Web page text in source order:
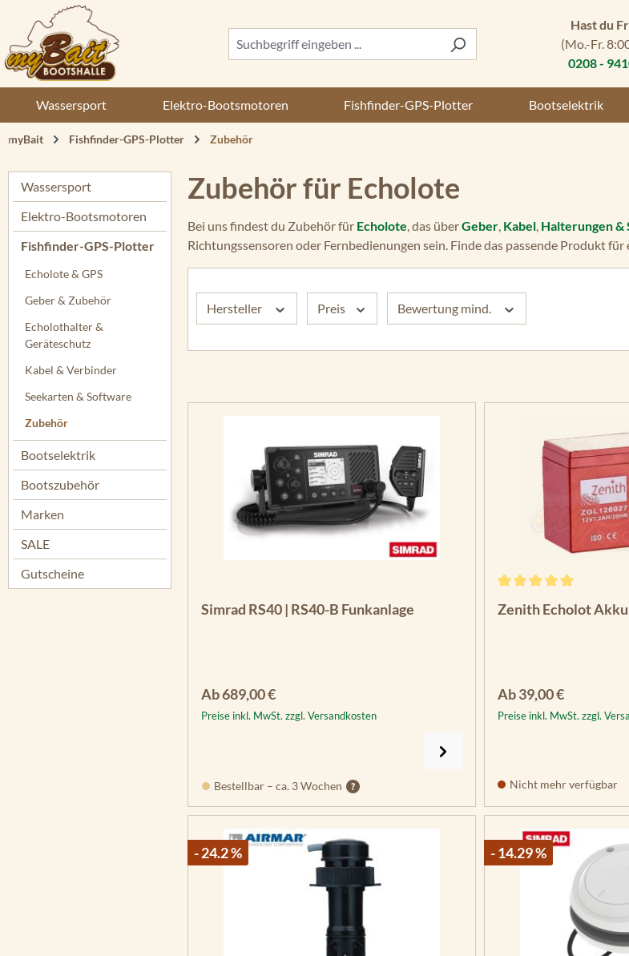
Hauptinhalt springen
Zur Suche springen
Zur Hauptnavigation springen
Hast du
(Mo.-Fr.
0208 -
Wassersport Elektro-Bootsmotoren Fishfinder-GPS-Plotter Bootselektrik
myBait Fishfinder-GPS-Plotter Zubehör
Wassersport
Elektro-Bootsmotoren
Fishfinder-GPS-Plotter
Echolote & GPS
Geber & Zubehör
Echolothalter &
Geräteschutz
Kabel & Verbinder
Seekarten & Software
Zubehör
Bootselektrik
Bootszubehör
Marken
SALE
Gutscheine
Zubehör für Echolote
Bei uns findest du Zubehör für Echolote, das überGeber, Kabel, Halterungen &
Richtungssensoren oder Fernbedienungen sein. Finde das passende Produkt für
Hersteller Preis Bewertung mind.
Simrad RS40 | RS40-B Funkanlage
Regulärer Preis:
Ab689,00 €
Preise inkl. MwSt. zzgl. Versandkosten
Bestellbar – ca. 3 Wochen
Zenith Echolot
Regulärer Preis:
Ab39,00 €
Preise inkl. MwSt. zzgl.
Nicht mehr verfügbar
- 24.2 % - 14.29 %